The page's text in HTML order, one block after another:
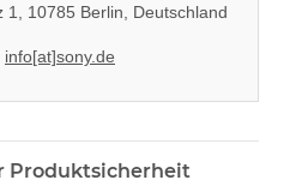
1, 10785 Berlin, Deutschland
info[at]sony.de
Produktsicherheit